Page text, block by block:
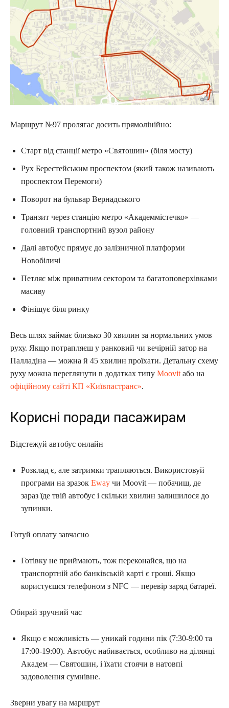
Маршрут №97 пролягає досить прямолінійно:
Старт від станції метро «Святошин» (біля мосту)
Рух Берестейським проспектом (який також називають
проспектом Перемоги)
Поворот на бульвар Вернадського
Транзит через станцію метро «Академмістечко» —
головний транспортний вузол району
Далі автобус прямує до залізничної платформи
Новобіличі
Петляє між приватним сектором та багатоповерхівками
масиву
Фінішує біля ринку
Весь шлях займає близько 30 хвилин за нормальних умов
руху. Якщо потрапляєш у ранковий чи вечірній затор на
Палладіна — можна й 45 хвилин проїхати. Детальну схему
руху можна переглянути в додатках типу Moovit або на
офіційному сайті КП «Київпастранс».
Корисні поради пасажирам
Відстежуй автобус онлайн
Розклад є, але затримки трапляються. Використовуй
програми на зразок Eway чи Moovit — побачиш, де
зараз їде твій автобус і скільки хвилин залишилося до
зупинки.
Готуй оплату завчасно
Готівку не приймають, тож переконайся, що на
транспортній або банківській карті є гроші. Якщо
користуєшся телефоном з NFC — перевір заряд батареї.
Обирай зручний час
Якщо є можливість — уникай години пік (7:30-9:00 та
17:00-19:00). Автобус набивається, особливо на ділянці
Академ — Святошин, і їхати стоячи в натовпі
задоволення сумнівне.
Зверни увагу на маршрут